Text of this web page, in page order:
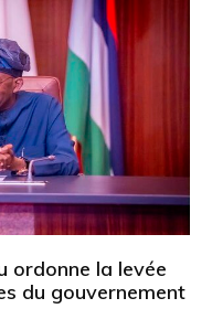
ordonne la levée
du gouvernement